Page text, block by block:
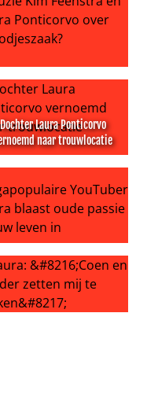
zieke moeder:
Kim Feenstra en
in relatie: ‘Heeft
Dochter Laura Ponticorvo
naar trouwlocatie
Laura Ponticorvo
verwachting van
YouTuber